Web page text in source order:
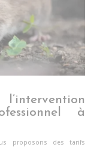
à
proposons des tarifs